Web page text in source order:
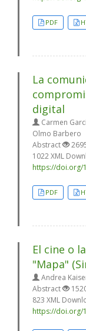
PDF
La
digital
Carmen
Olmo Barbero
Abstract
1022 XML
https://doi.org/
PDF
El cine o
"Mapa"
Andrea
Abstract
823 XML
https://doi.org/